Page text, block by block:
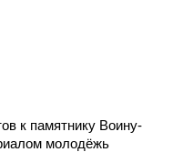
к памятнику Воину-
молодёжь